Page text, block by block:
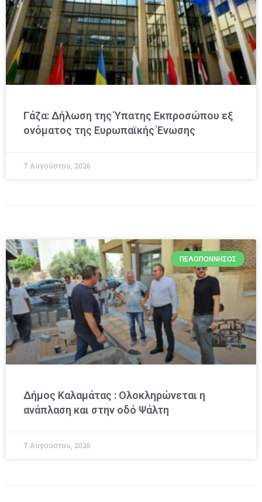
Γάζα: Δήλωση της Ύπατης Εκπροσώπου εξ
ονόματος της Ευρωπαϊκής Ένωσης
7 Αυγούστου, 2026
ΠΕΛΟΠΌΝΝΗΣΟΣ
Δήμος Καλαμάτας : Ολοκληρώνεται η
ανάπλαση και στην οδό Ψάλτη
7 Αυγούστου, 2026